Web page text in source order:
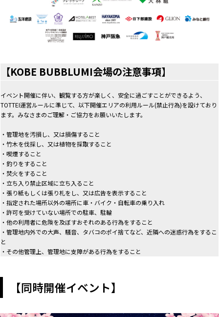
【KOBE BUBBLUMI会場の注意事項】
イベント開催に伴い、観覧する方が楽しく、安全に過ごすことができるよう、
TOTTEI運営ルールに準じて、以下開催エリアの利用ルール(禁止行為)を設けており
ます。みなさまのご理解・ご協力をお願いいたします。
・管理地を汚損し、又は損傷すること
・竹木を伐採し、又は植物を採取すること
・喫煙すること
・釣りをすること
・焚火をすること
・立ち入り禁止区域に立ち入ること
・張り紙もしくは張り札をし、又は広告を表示すること
・指定された場所以外の場所に車・バイク・自転車の乗り入れ
・許可を受けていない場所での駐車、駐輪
・他の利用者に危険を及ぼすおそれのある行為をすること
・管理地内外での大声、騒音、タバコのポイ捨てなど、近隣への迷惑行為をするこ
と
・その他管理上、管理地に支障がある行為をすること
【同時開催イベント】